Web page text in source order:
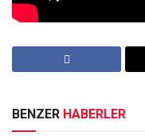
Etiketler:
BENZER HABERLER